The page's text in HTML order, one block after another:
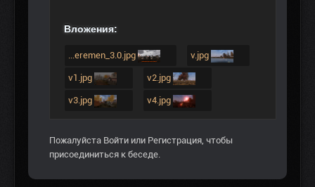
Вложения:
...eremen_3.0.jpg v.jpg
v1.jpg v2.jpg
v3.jpg v4.jpg
Пожалуйста Войти или Регистрация, чтобы
присоединиться к беседе.